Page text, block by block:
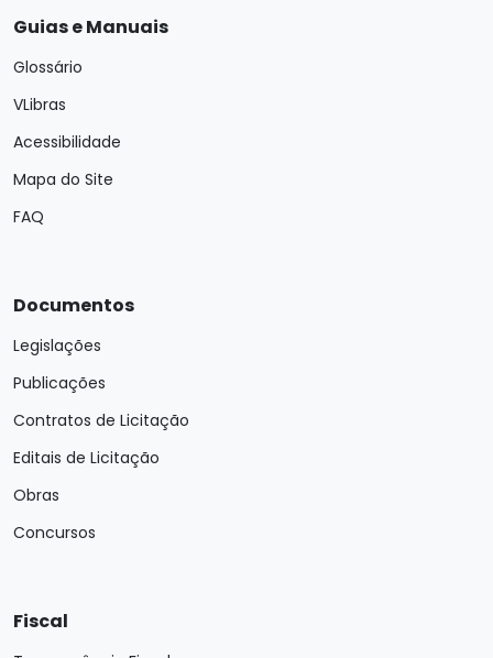
Guias e Manuais
Glossário
VLibras
Acessibilidade
Mapa do Site
FAQ
Documentos
Legislações
Publicações
Contratos de Licitação
Editais de Licitação
Obras
Concursos
Fiscal